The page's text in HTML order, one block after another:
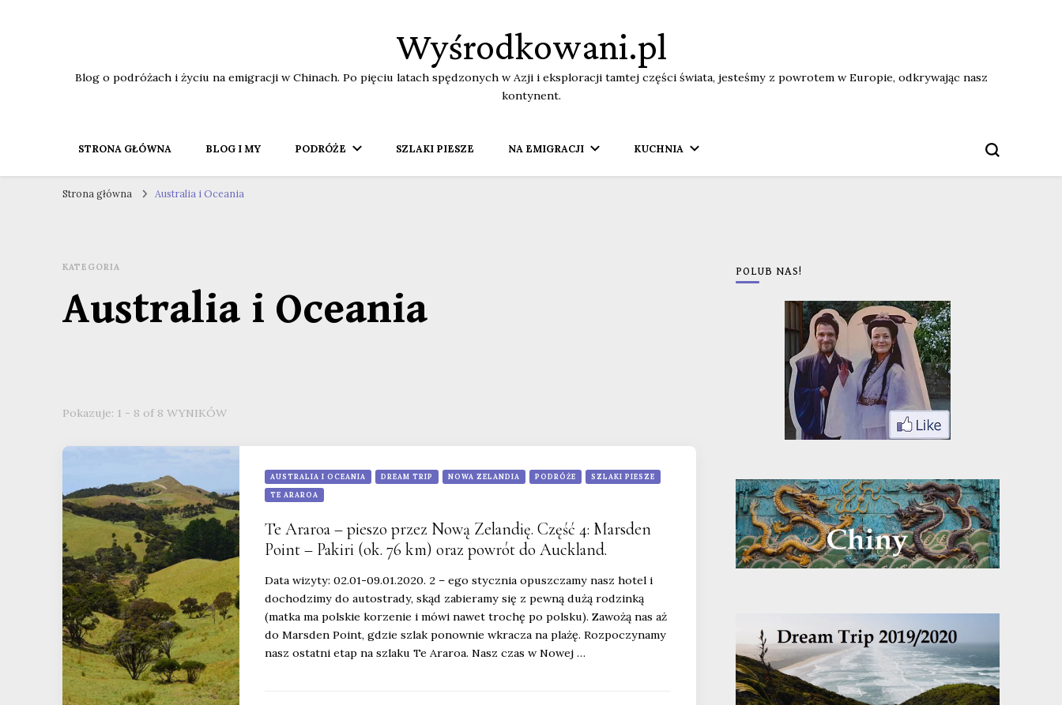
Wyśrodkowani.pl
Blog o podróżach i życiu na emigracji w Chinach. Po pięciu latach spędzonych w Azji i eksploracji tamtej części świata, jesteśmy z powrotem w Europie, odkrywając nasz
kontynent.
STRONA GŁÓWNA BLOG I MY PODRÓŻE SZLAKI PIESZE NA EMIGRACJI KUCHNIA
Strona główna Australia i Oceania
KATEGORIA
Australia i Oceania
Pokazuje: 1 - 8 of 8 WYNIKÓW
AUSTRALIA I OCEANIA DREAM TRIP NOWA ZELANDIA PODRÓŻE SZLAKI PIESZE
TE ARAROA
Te Araroa – pieszo przez Nową Zelandię. Część 4: Marsden
Point – Pakiri (ok. 76 km) oraz powrót do Auckland.
Data wizyty: 02.01-09.01.2020. 2 – ego stycznia opuszczamy nasz hotel i
dochodzimy do autostrady, skąd zabieramy się z pewną dużą rodzinką
(matka ma polskie korzenie i mówi nawet trochę po polsku). Zawożą nas aż
do Marsden Point, gdzie szlak ponownie wkracza na plażę. Rozpoczynamy
nasz ostatni etap na szlaku Te Araroa. Nasz czas w Nowej …
POLUB NAS!